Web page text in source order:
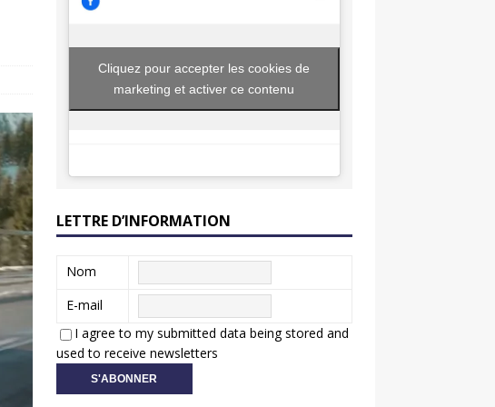
Cliquez pour accepter les cookies de
marketing et activer ce contenu
LETTRE D’INFORMATION
Nom
E-mail
I agree to my submitted data being stored and
used to receive newsletters